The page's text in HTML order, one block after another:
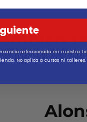
seleccionada en nuestra
No aplica a cursos ni talleres.